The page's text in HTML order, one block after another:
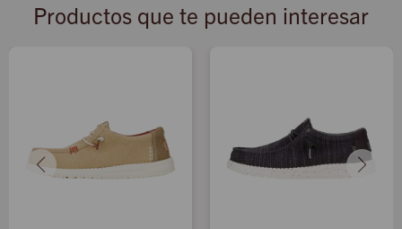
Productos que te pueden interesar